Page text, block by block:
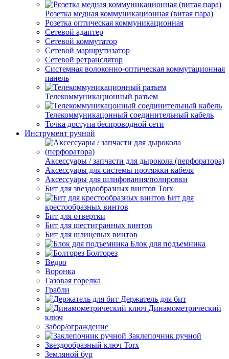
Розетка медная коммуникационная (витая пара)
Розетка оптическая коммуникационная
Сетевой адаптер
Сетевой коммутатор
Сетевой маршрутизатор
Сетевой ретранслятор
Системная волоконно-оптическая коммутационная
панель
Телекоммуникационный разъем
Телекоммуникацонный соединительный кабель
Точка доступа беспроводной сети
Инструмент ручной
Аксессуары / запчасти для дырокола (перфоратора)
Аксессуары для системы протяжки кабеля
Аксессуары для шлифования/полировки
Бит для звездообразных винтов Torx
Бит для
крестообразных винтов
Бит для отвертки
Бит для шестигранных винтов
Бит для шлицевых винтов
Блок для подъемника
Болторез
Ведро
Воронка
Газовая горелка
Грабли
Держатель для бит
Динамометрический
ключ
Забор/ограждение
Заклепочник ручной
Звездообразный ключ Torx
Земляной бур